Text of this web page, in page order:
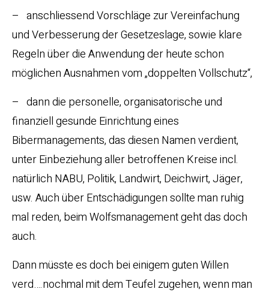
– anschliessend Vorschläge zur Vereinfachung
und Verbesserung der Gesetzeslage, sowie klare
Regeln über die Anwendung der heute schon
möglichen Ausnahmen vom „doppelten Vollschutz“,
– dann die personelle, organisatorische und
finanziell gesunde Einrichtung eines
Bibermanagements, das diesen Namen verdient,
unter Einbeziehung aller betroffenen Kreise incl.
natürlich NABU, Politik, Landwirt, Deichwirt, Jäger,
usw. Auch über Entschädigungen sollte man ruhig
mal reden, beim Wolfsmanagement geht das doch
auch.
Dann müsste es doch bei einigem guten Willen
verd….nochmal mit dem Teufel zugehen, wenn man